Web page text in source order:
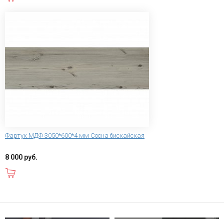
Фартук МДФ 3050*600*4 мм Сосна бискайская
8 000 руб.